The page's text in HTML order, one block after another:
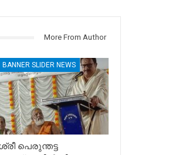
More From Author
BANNER SLIDER NEWS
പെരുന്തട്ട